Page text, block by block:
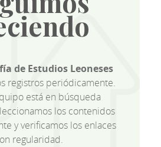
de Estudios Leoneses
registros periódicamente.
está en búsqueda
los contenidos
y verificamos los enlaces
regularidad.